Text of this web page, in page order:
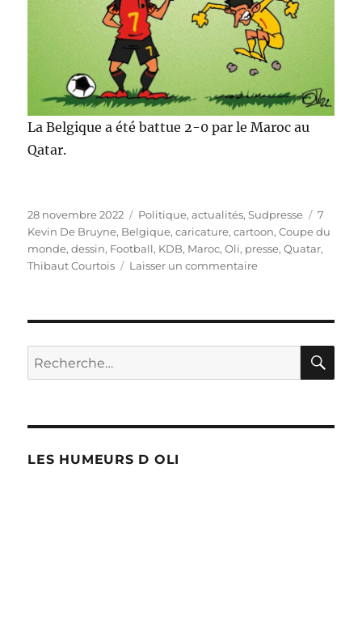
La Belgique a été battue 2-0 par le Maroc au
Qatar.
Publié
le
28 novembre 2022 Catégories
Politique, actualités,Sudpresse
7
Kevin De Bruyne, Belgique,caricature,cartoon,Coupe du
monde,dessin, Football, KDB, Maroc,Oli, presse,Quatar,
Thibaut Courtois
Laisser un commentairesur
le
!
Recherche
pour :
LES HUMEURS D OLI